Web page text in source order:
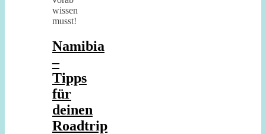
Namibia
–
Tipps
für
deinen
Roadtrip